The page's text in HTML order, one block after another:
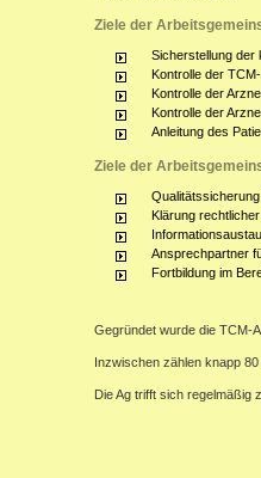
Ziele der
Sicherstellung der
Kontrolle der
Kontrolle der
Kontrolle der
Anleitung des
Ziele der
Klärung
Ansprechpartner
Fortbildung im
Gegründet wurde die TCM-
Inzwischen zählen knapp
Die Ag trifft sich regelmäßig